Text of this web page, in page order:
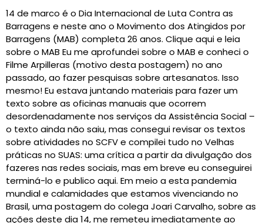
14 de marco é o Dia Internacional de Luta Contra as
Barragens e neste ano o Movimento dos Atingidos por
Barragens (MAB) completa 26 anos. Clique aqui e leia
sobre o MAB Eu me aprofundei sobre o MAB e conheci o
Filme Arpilleras (motivo desta postagem) no ano
passado, ao fazer pesquisas sobre artesanatos. Isso
mesmo! Eu estava juntando materiais para fazer um
texto sobre as oficinas manuais que ocorrem
desordenadamente nos serviços da Assistência Social –
o texto ainda não saiu, mas consegui revisar os textos
sobre atividades no SCFV e compilei tudo no Velhas
práticas no SUAS: uma crítica a partir da divulgação dos
fazeres nas redes sociais, mas em breve eu conseguirei
terminá-lo e publico aqui. Em meio a esta pandemia
mundial e calamidades que estamos vivenciando no
Brasil, uma postagem do colega Joari Carvalho, sobre as
ações deste dia 14, me remeteu imediatamente ao